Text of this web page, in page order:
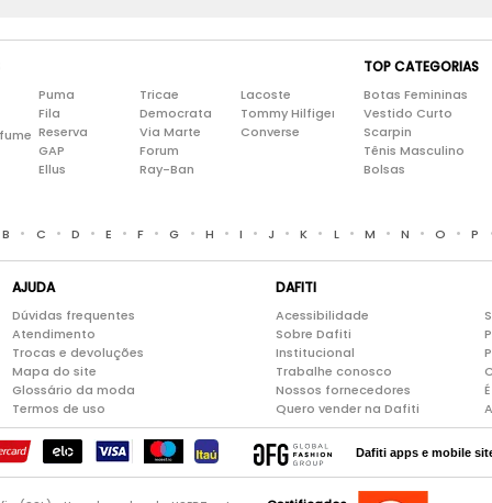
Puma
Fila
Reserva
GAP
Ellus
Tricae
Democrata
Via Marte
Forum
Ray-Ban
Lacoste
Tommy Hilfiger
Converse
TOP CATEGORIAS
Botas Femininas
Vestido Curto
Scarpin
Tênis Masculino
Bolsas
B • C • D • E • F • G • H • I • J • K • L • M • N • O • P
AJUDA
Dúvidas frequentes
Atendimento
Trocas e devoluções
Mapa do site
Glossário da moda
Termos de uso
DAFITI
Acessibilidade
Sobre Dafiti
Institucional
Trabalhe conosco
Nossos fornecedores
Quero vender na Dafiti
Dafiti apps e mobile